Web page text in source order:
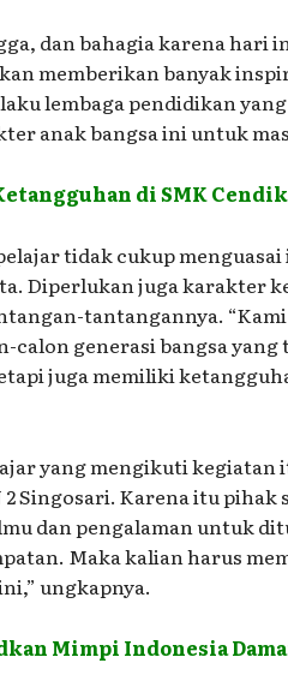
dan bahagia karena hari
memberikan banyak
lembaga pendidikan
anak bangsa ini untuk
di SMK
tidak cukup
Diperlukan juga karakter
tantangannya.
calon generasi bangsa yang
juga memiliki
yang mengikuti
Singosari. Karena itu pihak
dan pengalaman untuk
Maka kalian harus
ungkapnya.
Mimpi Indonesia